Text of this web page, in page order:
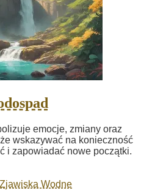
emocje, zmiany oraz
wskazywać na konieczność
i zapowiadać nowe początki.
Wodne